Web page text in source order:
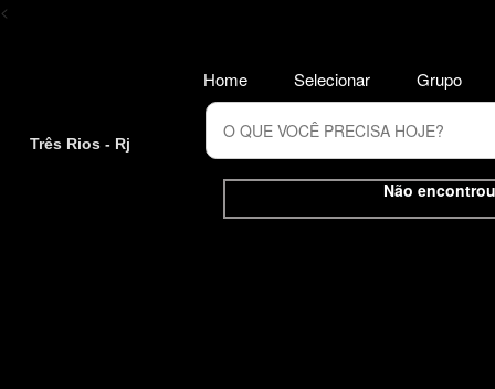
<
Três Rios - Rj
Não
Home Selecionar Grupo